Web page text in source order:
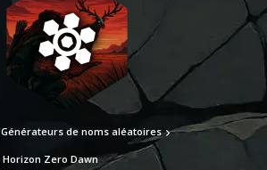
Générateurs de noms aléatoires
Horizon Zero Dawn